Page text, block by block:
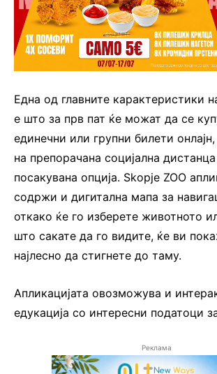
Една од главните карактеристики
е што за прв пат ќе можат да се
единечни или групни билети
на препорачана социјална
посакувана опција. Skopje ZOO
содржи и дигитална мапа за
откако ќе го изберете животното
што сакате да го видите, ќе ви
најлесно да стигнете до таму.
Апликацијата овозможува и
едукација со интересни податоци
Реклама